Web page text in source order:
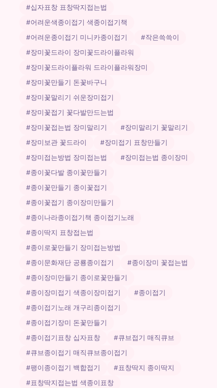
#십자표창 표창딱지접는법
#어려운색종이접기 색종이접기책
#어려운종이접기 미니카종이접기
#작은쓱쓱이
#장미꽃드라이 장미꽃드라이플라워
#장미꽃드라이플라워 드라이플라워장미
#장미꽃만들기 돈꽃바구니
#장미꽃말리기 쉬운장미접기
#장미꽃접기 꽃다발만드는법
#장미꽃접는법 장미말리기
#장미말리기 꽃말리기
#장미보관 꽃드라이
#장미접기 표창만들기
#장미접는방법 장미접는법
#장미접는법 종이장미
#종이꽃다발 종이꽃만들기
#종이꽃만들기 종이꽃접기
#종이꽃접기 종이장미만들기
#종이나라종이접기책 종이접기노래
#종이딱지 표창접는법
#종이로꽃만들기 장미접는방법
#종이문화재단 공룡종이접기
#종이장미 꽃접는법
#종이장미만들기 종이로꽃만들기
#종이장미접기 색종이장미접기
#종이접기
#종이접기노래 개구리종이접기
#종이접기장미 돈꽃만들기
#종이접기표창 십자표창
#큐브접기 매직큐브
#큐브종이접기 매직큐브종이접기
#팽이종이접기 백합접기
#표창딱지 종이딱지
#표창딱지접는법 색종이표창